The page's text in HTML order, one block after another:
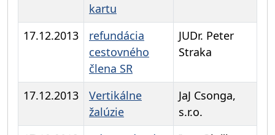
kartu
17.12.2013
refundácia
cestovného
člena SR
JUDr. Peter
Straka
17.12.2013
Vertikálne
žalúzie
JaJ Csonga,
s.r.o.